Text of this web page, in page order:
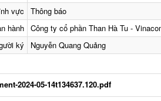
vực
Thông báo
hành Công ty cổ phần Than Hà Tu -
ký
Nguyễn Quang Quảng
2024-05-14t134637.120.pdf